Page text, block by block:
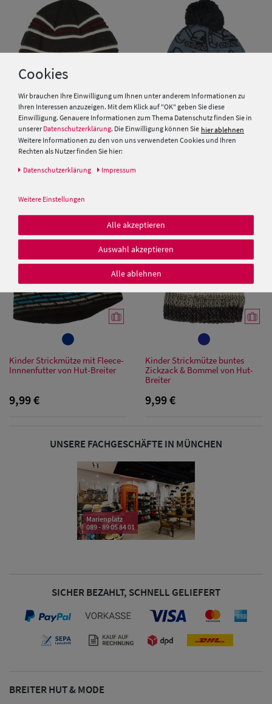
Damen Caps
Baseball Caps
Damen UV-
Damen
Bandana Caps
Sonnenschilder
Damen Caps
(63-65 cm)
Warme Kinder Strickmütze mit
Kinder Strickmütze mit Fleece-
Innnenfutter von Hut-Breiter
9,99 €
Kinder Strickmütze buntes
Zickzack & Bommel von Hut-
Breiter
9,99 €
UNSERE FACHGESCHÄFTE IN MÜNCHEN
Marienplatz
089 - 89 05 84 01
SICHER BEZAHLT, SCHNELL GELIEFERT
BREITER HUT & MODE
Cookies
Wir brauchen Ihre Einwilligung um Ihnen unter anderem Informationen zu
Ihren Interessen anzuzeigen. Mit dem Klick auf "OK" geben Sie diese
Einwilligung. Genauere Informationen zum Thema Datenschutz finden Sie in
unserer Datenschutzerklärung. Die Einwilligung können Sie hier ablehnen
Weitere Informationen zu den von uns verwendeten Cookies und Ihren
Rechten als Nutzer finden Sie hier:
Daten­schutz­erklärung Impressum
Weitere Einstellungen
Alle akzeptieren
Auswahl akzeptieren
Alle ablehnen